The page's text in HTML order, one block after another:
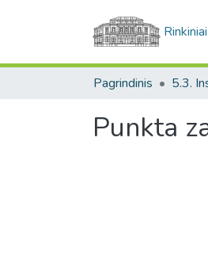
Pagrindinis
Punkta